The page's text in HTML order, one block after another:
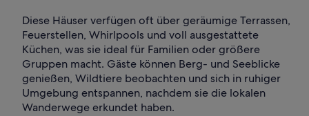
Diese Häuser verfügen oft über geräumige Terrassen,
Feuerstellen, Whirlpools und voll ausgestattete
Küchen, was sie ideal für Familien oder größere
Gruppen macht. Gäste können Berg- und Seeblicke
genießen, Wildtiere beobachten und sich in ruhiger
Umgebung entspannen, nachdem sie die lokalen
Wanderwege erkundet haben.